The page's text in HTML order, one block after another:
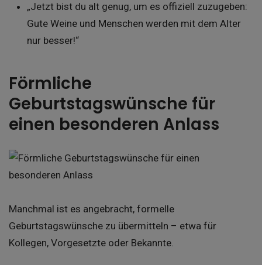
„Jetzt bist du alt genug, um es offiziell zuzugeben:
Gute Weine und Menschen werden mit dem Alter
nur besser!“
Förmliche
Geburtstagswünsche für
einen besonderen Anlass
Manchmal ist es angebracht, formelle
Geburtstagswünsche zu übermitteln – etwa für
Kollegen, Vorgesetzte oder Bekannte.